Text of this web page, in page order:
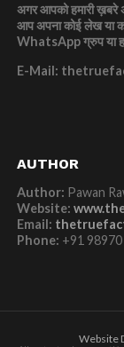
अगर आपको हमारी ख़बरे
आप अपना कोई लेख या
WhatsApp ग्रुप या
E-Mail:
AUTHOR
Author: Pawan
Website:
Email:
Phone: +91
Website